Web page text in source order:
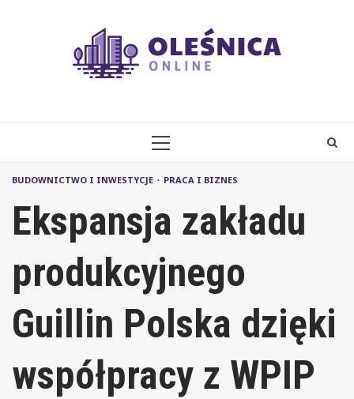
PRIMARY
BUDOWNICTWO I INWESTYCJE PRACA I BIZNES
Ekspansja zakładu
produkcyjnego
Guillin Polska dzięki
współpracy z WPIP